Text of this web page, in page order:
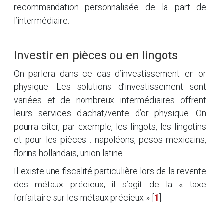
recommandation personnalisée de la part de
l’intermédiaire.
Investir en pièces ou en lingots
On parlera dans ce cas d’investissement en or
physique. Les solutions d’investissement sont
variées et de nombreux intermédiaires offrent
leurs services d’achat/vente d’or physique. On
pourra citer, par exemple, les lingots, les lingotins
et pour les pièces : napoléons, pesos mexicains,
florins hollandais, union latine…
Il existe une fiscalité particulière lors de la revente
des métaux précieux, il s’agit de la « taxe
forfaitaire sur les métaux précieux » 1 .